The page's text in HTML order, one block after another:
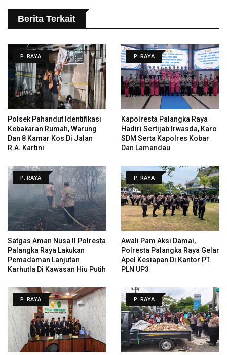
Berita Terkait
P. RAYA
Polsek Pahandut Identifikasi
Kebakaran Rumah, Warung
Dan 8 Kamar Kos Di Jalan
R.A. Kartini
P. RAYA
Kapolresta Palangka Raya
Hadiri Sertijab Irwasda, Karo
SDM Serta Kapolres Kobar
Dan Lamandau
P. RAYA
Satgas Aman Nusa II Polresta
Palangka Raya Lakukan
Pemadaman Lanjutan
Karhutla Di Kawasan Hiu Putih
P. RAYA
Awali Pam Aksi Damai,
Polresta Palangka Raya Gelar
Apel Kesiapan Di Kantor PT.
PLN UP3
P. RAYA P. RAYA